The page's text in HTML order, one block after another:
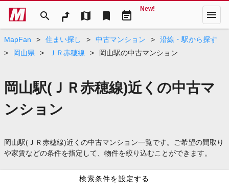
search map bookmark event_note
New! menu
MapFan > 住まい探し > 中古マンション >
沿線・駅から探す
>
岡山県 > ＪＲ赤穂線 > 岡山駅の中古マンション
岡山駅(ＪＲ赤穂線)近くの中古マ
ンション
岡山駅(ＪＲ赤穂線)近くの中古マンション一覧です。ご希望の間取り
や家賃などの条件を指定して、物件を絞り込むことができます。
検索条件を設定する